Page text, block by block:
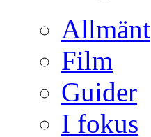
Allmänt
Film
Guider
I fokus